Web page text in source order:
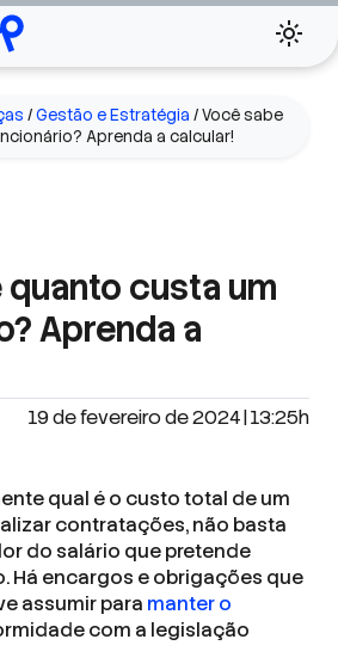
/Gestão e Estratégia /Você sabe
Aprenda a calcular!
custa um
Aprenda a
19 de fevereiro de 2024 | 13:25h
qual é o custo total de um
contratações, não basta
do salário que pretende
Há encargos e obrigações que
assumir para manter o
com a legislação